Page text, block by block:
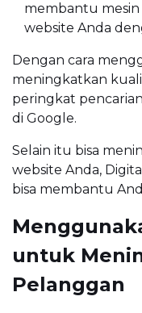
membantu mesin
website Anda
Dengan cara
meningkatkan
peringkat
di Google.
Selain itu bisa
website Anda,
bisa membantu
untuk
Pelanggan